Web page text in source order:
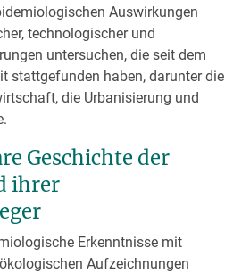
Auswirkungen
technologischer und
untersuchen, die seit dem
stattgefunden haben, darunter die
die Urbanisierung und
Geschichte der
ihrer
Erkenntnisse mit
Aufzeichnungen